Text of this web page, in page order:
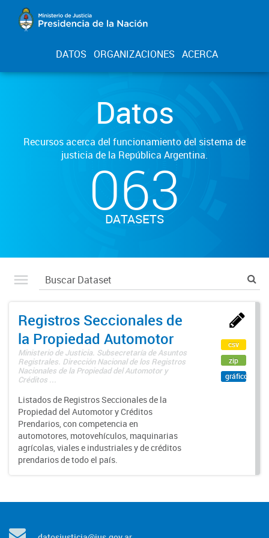
DATOS ORGANIZACIONES ACERCA
Datos
Recursos acerca del funcionamiento del sistema de
justicia de la República Argentina.
063
DATASETS
Registros Seccionales de
la Propiedad Automotor
Ministerio de Justicia. Subsecretaría de Asuntos
Registrales. Dirección Nacional de los Registros
Nacionales de la Propiedad del Automotor y
Créditos ...
Listados de Registros Seccionales de la
Propiedad del Automotor y Créditos
Prendarios, con competencia en
automotores, motovehículos, maquinarias
agrícolas, viales e industriales y de créditos
prendarios de todo el país.
csv
zip
gráfico